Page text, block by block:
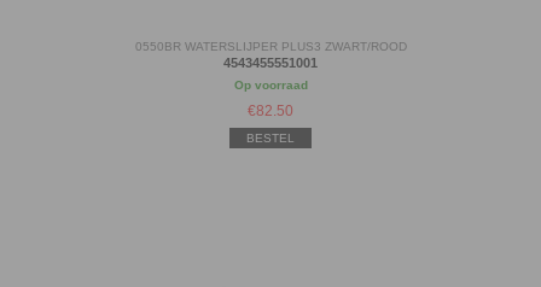
0550BR WATERSLIJPER PLUS3 ZWART/ROOD
4543455551001
Op voorraad
€82.50
BESTEL